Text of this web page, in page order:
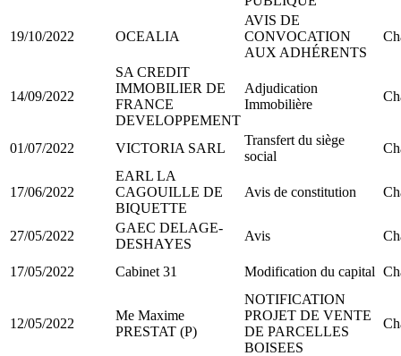
19/10/2022 OCEALIA
AVIS DE
CONVOCATION
AUX ADHÉRENTS
14/09/2022
SA CREDIT
IMMOBILIER DE
FRANCE
DEVELOPPEMENT
Adjudication
Immobilière
01/07/2022 VICTORIA SARL
Transfert du siège
social
17/06/2022
EARL LA
CAGOUILLE DE
BIQUETTE
Avis de constitution
27/05/2022
GAEC DELAGE-
DESHAYES
Avis
17/05/2022 Cabinet 31 Modification du capital
12/05/2022
Me Maxime
PRESTAT (P)
NOTIFICATION
PROJET DE VENTE
DE PARCELLES
BOISEES